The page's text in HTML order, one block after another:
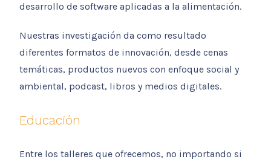
desarrollo de software aplicadas a la alimentación.
Nuestras investigación da como resultado
diferentes formatos de innovación, desde cenas
temáticas, productos nuevos con enfoque social y
ambiental, podcast, libros y medios digitales.
Educación
Entre los talleres que ofrecemos, no importando si